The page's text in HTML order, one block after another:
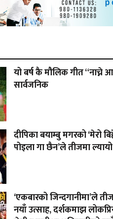
यो बर्ष कै मौलिक गीत “नाच्ने
सार्वजनिक
दीपिका बयाम्बु मगरको ‘मेरो
पोइला गा छैन’ले तीजमा
‘एकबारको जिन्दगानीमा’ले
नयाँ उत्साह, दर्शकमाझ